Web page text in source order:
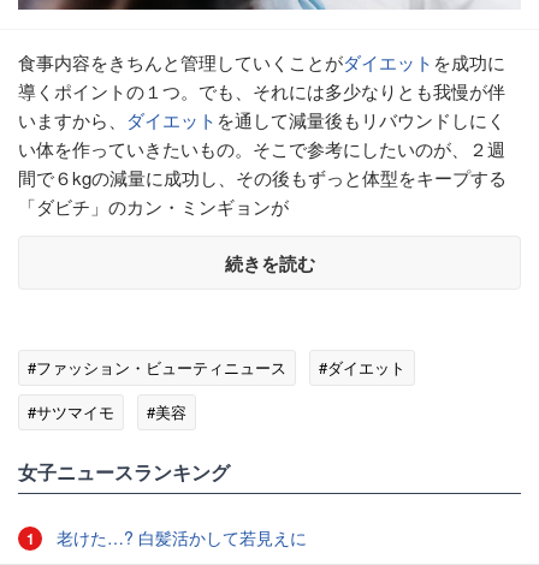
食事内容をきちんと管理していくことがダイエット を成功に
導くポイントの１つ。でも、それには多少なりとも我慢が伴
いますから、 ダイエット を通して減量後もリバウンドしにく
い体を作っていきたいもの。そこで参考にしたいのが、２週
間で６kgの減量に成功し、その後もずっと体型をキープする
「ダビチ」のカン・ミンギョンが
続きを読む
#ファッション・ビューティニュース
#ダイエット
#サツマイモ
#美容
女子ニュースランキング
1 老けた…? 白髪活かして若見えに